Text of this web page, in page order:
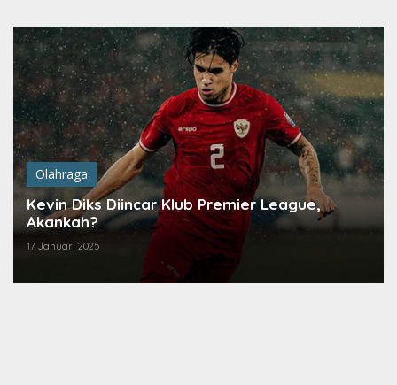
konten
Olahraga
Kevin Diks Diincar Klub Premier League,
Akankah?
17 Januari 2025